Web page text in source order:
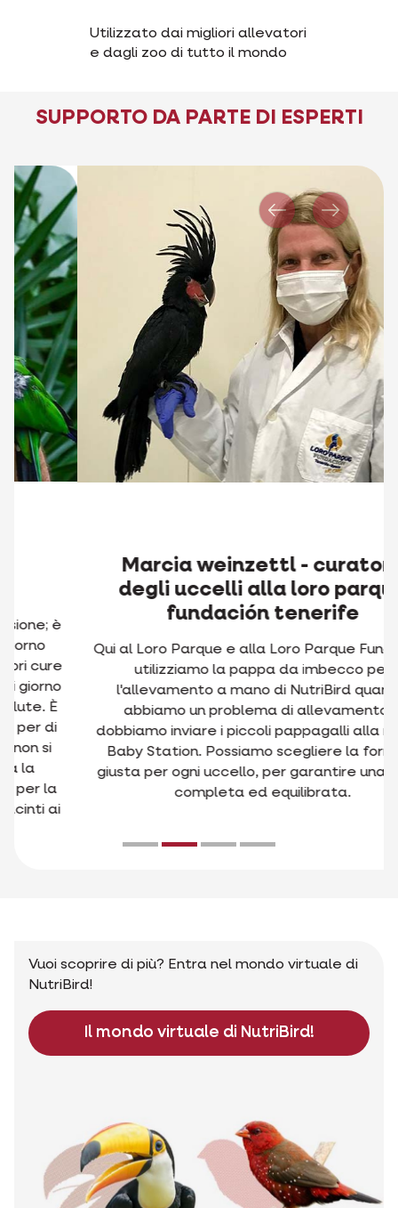
Utilizzato dai migliori allevatori
e dagli zoo di tutto il mondo
SUPPORTO DA PARTE DI ESPERTI
Marcia weinzettl - curatore
degli uccelli alla loro parque
fundación tenerife
Qui al Loro Parque e alla Loro Parque Fundación
utilizziamo la pappa da imbecco per
l'allevamento a mano di NutriBird quando
abbiamo un problema di allevamento e
dobbiamo inviare i piccoli pappagalli alla nostra
Baby Station. Possiamo scegliere la formula
giusta per ogni uccello, per garantire una dieta
completa ed equilibrata.
Precedente